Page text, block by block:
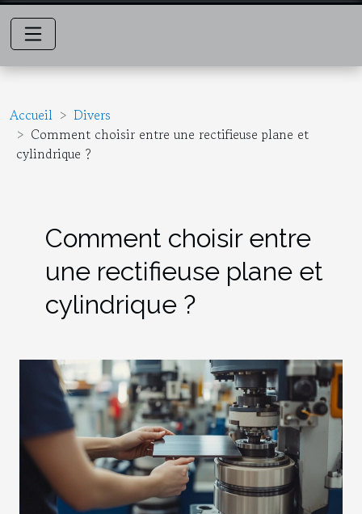
Accueil
Divers
Comment choisir entre une rectifieuse plane et
cylindrique ?
Comment choisir entre
une rectifieuse plane et
cylindrique ?